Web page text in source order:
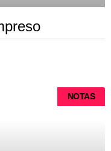
NOTAS